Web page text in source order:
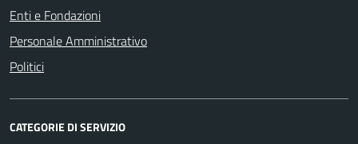
Enti e Fondazioni
Personale Amministrativo
Politici
CATEGORIE DI SERVIZIO